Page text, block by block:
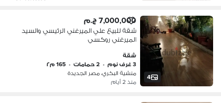
4
7,000,000 ج.م
شقة للبيع علي الميرغني الرئيسي والسيد
الميرغني روكسي
شقة
3 غرف نوم
• 2 حمامات • 165 م٢
منشية البكري، مصر الجديدة
منذ 2 أيام